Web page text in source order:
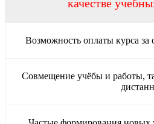
качестве
Возможность оплаты курса за
Совмещение учёбы и работы,